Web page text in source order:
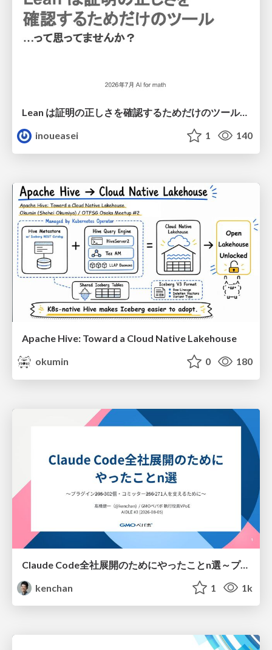
Lean は証明の正しさを確認するためだけのツールって思ってませんか？
inoueasei
1 140
Apache Hive: Toward a Cloud Native Lakehouse
okumin
0 180
Claude Code全社展開のためにやったことn選～プラグイン302個・コミッター271人を支えるために～
kenchan
1 1k